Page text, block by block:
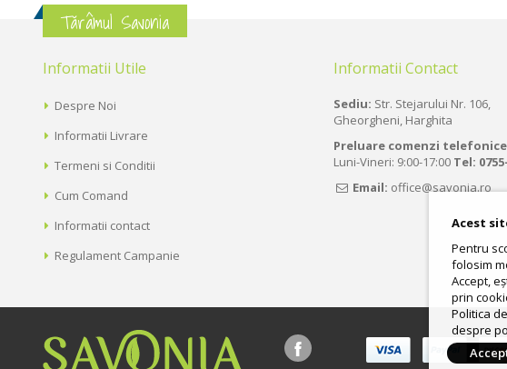
Tărâmul Savonia
Informatii Utile
Despre Noi
Informatii Livrare
Termeni si Conditii
Cum Comand
Informatii contact
Regulament Campanie
Informatii Contact
Sediu: Str. Stejarului Nr. 106,
Gheorgheni, Harghita
Preluare comenzi telefonice
Luni-Vineri: 9:00-17:00 Tel:
Email: office@savonia.ro
Acest
Pentru
folosim
Accept,
prin
Politica
despre